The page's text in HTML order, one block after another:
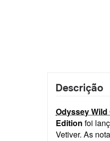
Descrição
Odyssey
Edition foi
Vetiver. As